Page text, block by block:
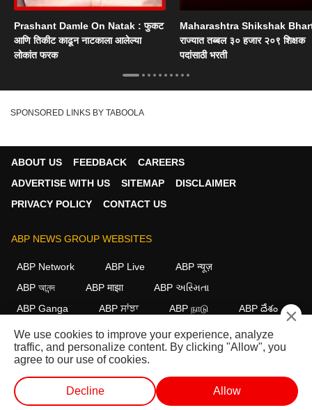
Prashant Damle On Natak : फुकट
आणि तिकीट काढून नाटकाला आलेल्या
लोकांत फरक
Maharashtra Shikshak
राज्यात तब्बल ३० हजार २०९ शिक्षक
पदांसाठी भरती
SPONSORED LINKS BY TABOOLA
ABOUT US FEEDBACK
CAREERS
ADVERTISE WITH US
SITEMAP
DISCLAIMER
PRIVACY POLICY
CONTACT US
ABP NEWS GROUP WEBSITES
ABP Network ABP Live
ABP न्यूज़
ABP আনন্দ
ABP माझा
ABP અસ્મિતા
ABP Ganga
ABP ਸਾਂਝਾ ABP நாடு ABP దేశం
FOLLOW US
This website follows the DNPA Code of Ethics. Copyright@2026.
All rights reserved.
×
We use cookies to improve your experience, analyze
traffic, and personalize content. By clicking "Allow", you
agree to our use of cookies.
Decline Allow